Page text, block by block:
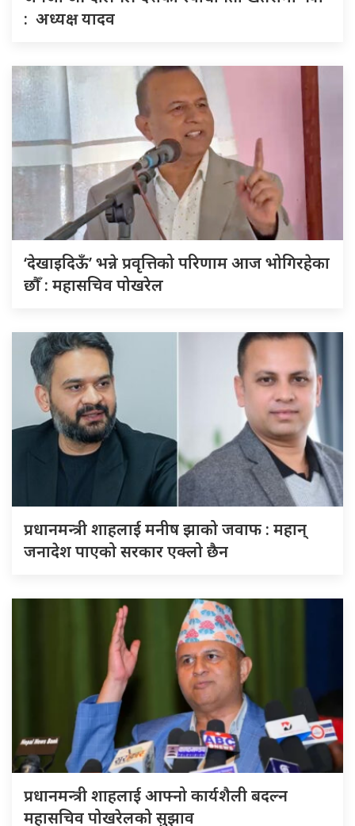
: अध्यक्ष यादव
‘देखाइदिऊँ’ भन्ने प्रवृत्तिको परिणाम आज भोगिरहेका
छौँ : महासचिव पोखरेल
प्रधानमन्त्री शाहलाई मनीष झाको जवाफ : महान्
जनादेश पाएको सरकार एक्लो छैन
प्रधानमन्त्री शाहलाई आफ्नो कार्यशैली बदल्न
महासचिव पोखरेलको सुझाव